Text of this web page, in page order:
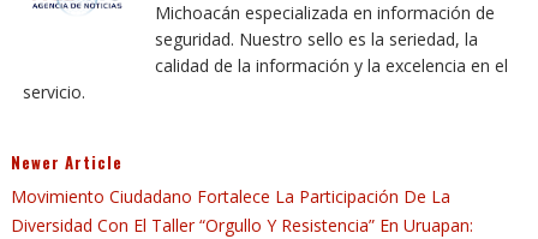
Michoacán especializada en información de
seguridad. Nuestro sello es la seriedad, la
calidad de la información y la excelencia en el
servicio.
Newer Article
Movimiento Ciudadano Fortalece La Participación De La
Diversidad Con El Taller “Orgullo Y Resistencia” En Uruapan: